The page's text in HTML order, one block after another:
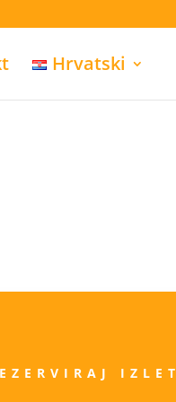
Hrvatski
IZLET